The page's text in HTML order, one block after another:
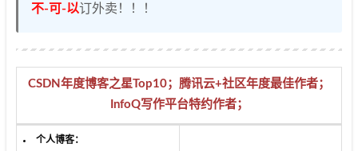
不-可-以订外卖！！！
CSDN年度博客之星Top10；腾讯云+社区年度最佳作者；
InfoQ写作平台特约作者；
个人博客：